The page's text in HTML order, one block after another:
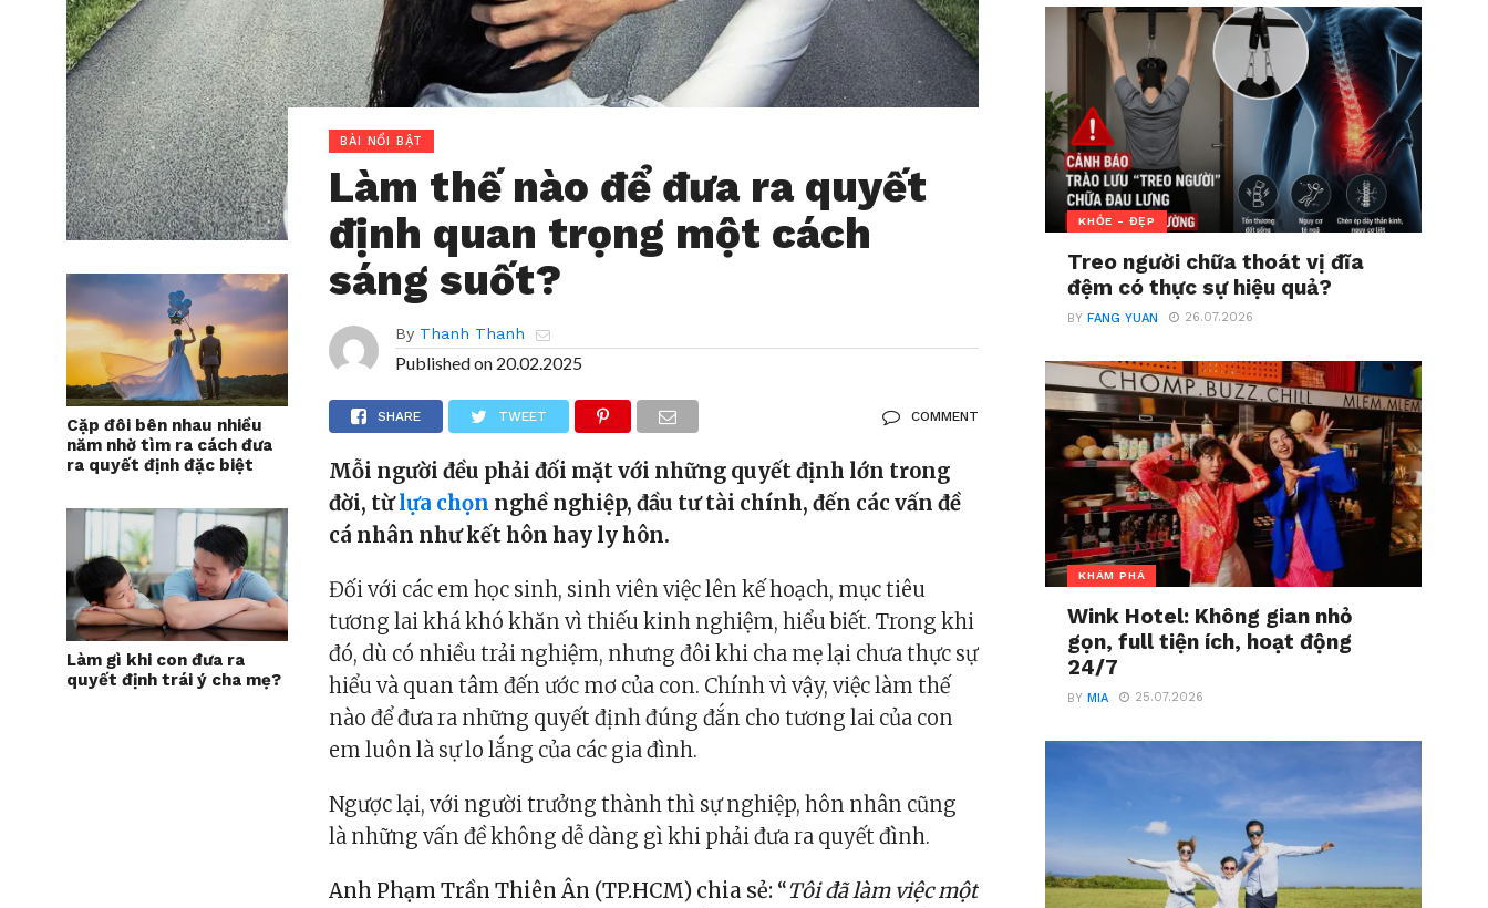
Cặp đôi bên nhau nhiều
năm nhờ tìm ra cách đưa
ra quyết định đặc biệt
Làm gì khi con đưa ra
quyết định trái ý cha mẹ?
BÀI NỔI BẬT
Làm thế nào để đưa ra quyết
định quan trọng một cách
sáng suốt?
By Thanh Thanh
Published on 20.02.2025
SHARE TWEET COMMENT
Mỗi người đều phải đối mặt với những quyết định lớn trong
đời, từlựa chọn nghề nghiệp, đầu tư tài chính, đến các vấn đề
cá nhân như kết hôn hay ly hôn.
Đối với các em học sinh, sinh viên việc lên kế hoạch, mục tiêu
tương lai khá khó khăn vì thiếu kinh nghiệm, hiểu biết. Trong khi
đó, dù có nhiều trải nghiệm, nhưng đôi khi cha mẹ lại chưa thực sự
hiểu và quan tâm đến ước mơ của con. Chính vì vậy, việc làm thế
nào để đưa ra những quyết định đúng đắn cho tương lai của con
em luôn là sự lo lắng của các gia đình.
Ngược lại, với người trưởng thành thì sự nghiệp, hôn nhân cũng
là những vấn đề không dễ dàng gì khi phải đưa ra quyết đình.
Anh Phạm Trần Thiên Ân (TP.HCM) chia sẻ: “Tôi đã làm việc một
KHỎE - ĐẸP
Treo người chữa thoát vị đĩa
đệm có thực sự hiệu quả?
BYFANG YUAN 26.07.2026
KHÁM PHÁ
Wink Hotel: Không gian nhỏ
gọn, full tiện ích, hoạt động
24/7
BYMIA 25.07.2026